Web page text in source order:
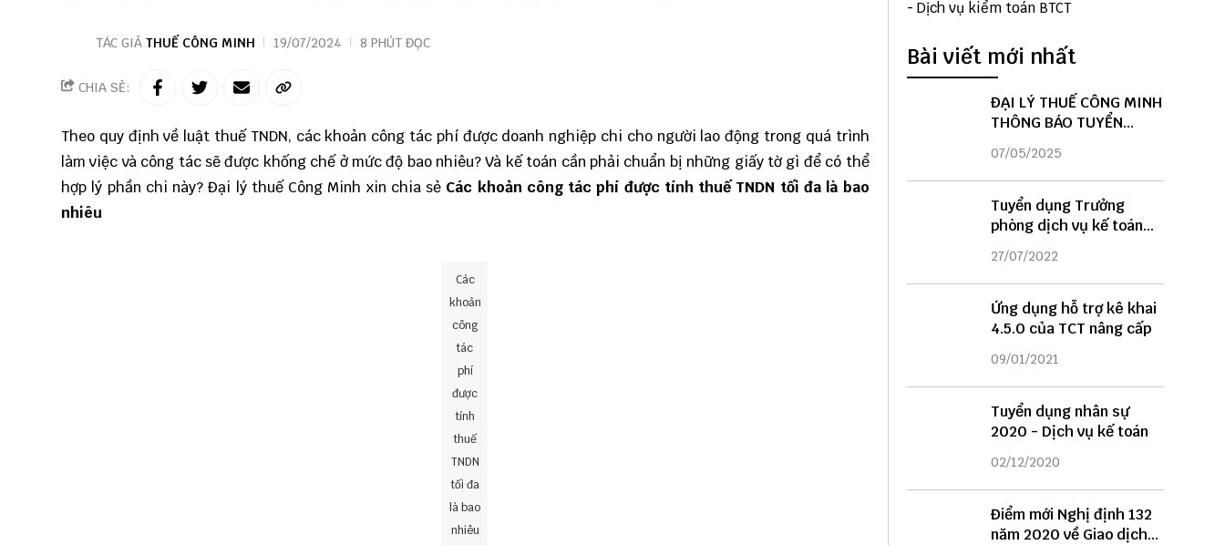
TÁC GIẢ THUẾ CÔNG MINH 19/07/2024 8 PHÚT ĐỌC
CHIA SẺ:
Theo quy định về luật thuế TNDN, các khoản công tác phí được doanh nghiệp chi cho người lao động trong quá trình
làm việc và công tác sẽ được khống chế ở mức độ bao nhiêu? Và kế toán cần phải chuẩn bị những giấy tờ gì để có thể
hợp lý phần chi này?Đại lý thuế Công Minh xin chia sẻ Các khoản công tác phí được tính thuế TNDN tối đa là bao
nhiêu
- Dịch vụ kiểm toán BTCT
Bài viết mới nhất
ĐẠI LÝ THUẾ CÔNG MINH
THÔNG BÁO TUYỂN
DỤNG
07/05/2025
Tuyển dụng Trưởng
phòng dịch vụ kế toán
năm 2022
27/07/2022
Ứng dụng hỗ trợ kê khai
4.5.0 của TCT nâng cấp
09/01/2021
Tuyển dụng nhân sự
2020 - Dịch vụ kế toán
02/12/2020
Điểm mới Nghị định 132
năm 2020 về Giao dịch